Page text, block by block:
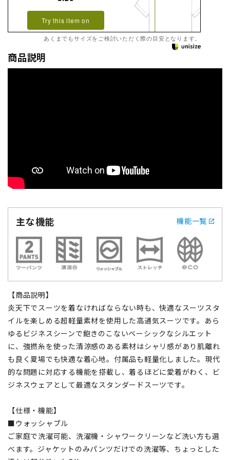
Try this item on
あくまでもサイズをご検討いただく際の目安となります。
商品説明
主な機能 機能一覧
【商品説明】
炎天下でスーツを着なければならない時も、快適なスーツスタ
イルを楽しめる超軽量素材を使用した高通気スーツです。あら
ゆるビジネスシーンで飽きのこないベーシックなシルエット
に、強撚糸を使った清涼感のある素材はシャリ感があり肌離れ
も良く夏場でも快適な着心地。付属品も軽量化しました。現代
的な問題に対応する機能を搭載し、着るほどに愛着がわく、ビ
ジネスウェアとして最適なスタンダードスーツです。
【仕様・機能】
■ウォッシャブル
ご家庭で洗濯可能、洗濯機・シャワークリーンなど洗い方も選
べます。ジャケットのみパンツだけでの洗濯等、ちょっとした